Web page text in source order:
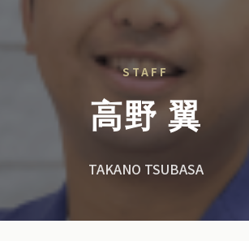
STAFF
高野 翼
TAKANO TSUBASA